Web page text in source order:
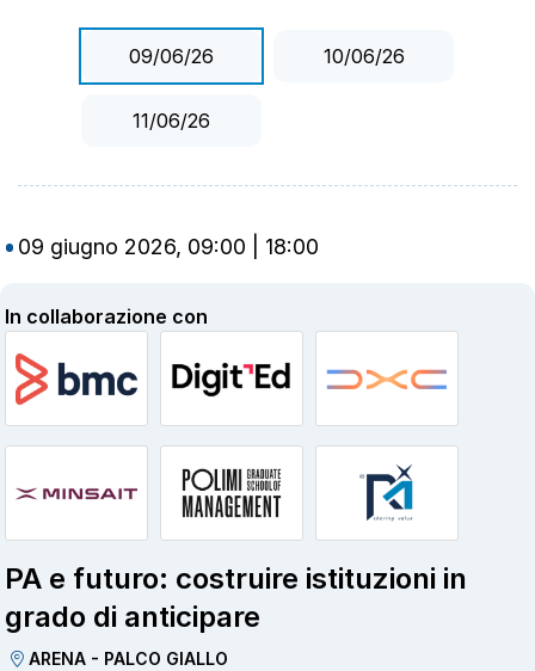
09/06/26 10/06/26
11/06/26
09 giugno 2026, 09:00 | 18:00
In collaborazione con
PA e futuro: costruire istituzioni in
grado di anticipare
ARENA - PALCO GIALLO